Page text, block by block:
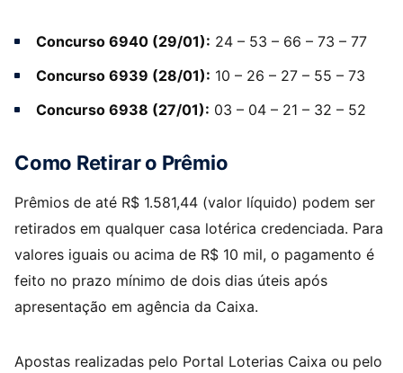
Concurso 6940 (29/01): 24 – 53 – 66 – 73 – 77
Concurso 6939 (28/01): 10 – 26 – 27 – 55 – 73
Concurso 6938 (27/01): 03 – 04 – 21 – 32 – 52
Como Retirar o Prêmio
Prêmios de até R$ 1.581,44 (valor líquido) podem ser
retirados em qualquer casa lotérica credenciada. Para
valores iguais ou acima de R$ 10 mil, o pagamento é
feito no prazo mínimo de dois dias úteis após
apresentação em agência da Caixa.
Apostas realizadas pelo Portal Loterias Caixa ou pelo